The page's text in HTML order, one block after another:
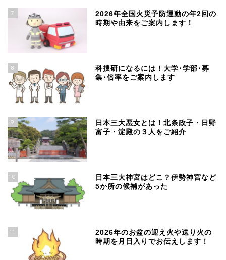
7
2026年全国火災予防運動の年2回の
時期や由来をご案内します！
8
科捜研になるには！大学･学部･募
集･倍率をご案内します
9
日本三大悪女とは！北条政子・日野
富子・淀殿の３人をご紹介
10
日本三大神宮はどこ？伊勢神宮など
5か所の候補があった
11
2026年のお盆の迎え火や送り火の
時期を月日入りでお伝えします！